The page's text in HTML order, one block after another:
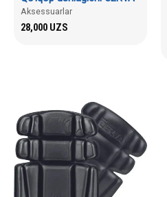
Aksessuarlar
28,000 UZS